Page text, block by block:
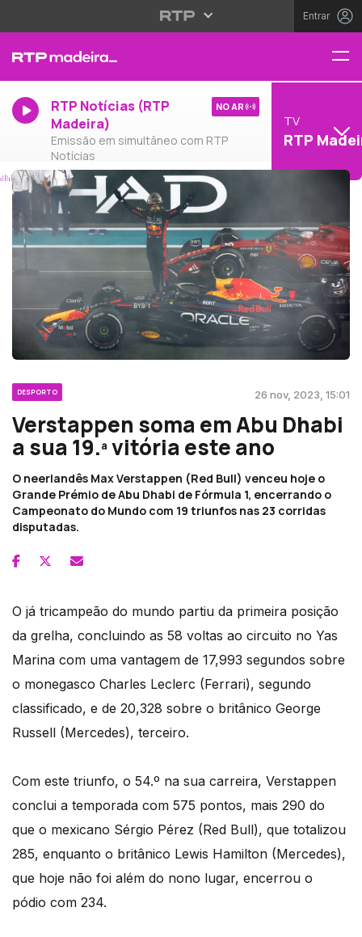
Entrar
RTP Notícias (RTP
Madeira)
Emissão em simultâneo com RTP
Notícias
NO AR
TV
RTP
DESPORTO 26 nov, 2023, 15:01
Verstappen soma em Abu Dhabi
a sua 19.ª vitória este ano
O neerlandês Max Verstappen (Red Bull) venceu hoje o
Grande Prémio de Abu Dhabi de Fórmula 1, encerrando o
Campeonato do Mundo com 19 triunfos nas 23 corridas
disputadas.
O já tricampeão do mundo partiu da primeira posição
da grelha, concluindo as 58 voltas ao circuito no Yas
Marina com uma vantagem de 17,993 segundos sobre
o monegasco Charles Leclerc (Ferrari), segundo
classificado, e de 20,328 sobre o britânico George
Russell (Mercedes), terceiro.
Com este triunfo, o 54.º na sua carreira, Verstappen
conclui a temporada com 575 pontos, mais 290 do
que o mexicano Sérgio Pérez (Red Bull), que totalizou
285, enquanto o britânico Lewis Hamilton (Mercedes),
que hoje não foi além do nono lugar, encerrou o
pódio com 234.